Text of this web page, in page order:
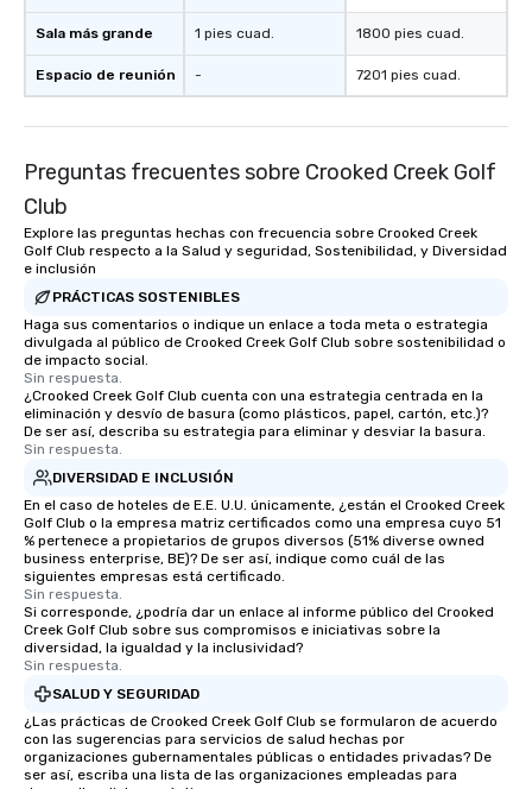
Sala más grande
Espacio de reunión
1 pies cuad.
-
1800 pies cuad.
7201 pies cuad.
Preguntas frecuentes sobre Crooked Creek Golf
Club
Explore las preguntas hechas con frecuencia sobre Crooked Creek
Golf Club respecto a la Salud y seguridad, Sostenibilidad, y Diversidad
e inclusión
PRÁCTICAS SOSTENIBLES
Haga sus comentarios o indique un enlace a toda meta o estrategia
divulgada al público de Crooked Creek Golf Club sobre sostenibilidad o
de impacto social.
Sin respuesta.
¿Crooked Creek Golf Club cuenta con una estrategia centrada en la
eliminación y desvío de basura (como plásticos, papel, cartón, etc.)?
De ser así, describa su estrategia para eliminar y desviar la basura.
Sin respuesta.
DIVERSIDAD E INCLUSIÓN
En el caso de hoteles de E.E. U.U. únicamente, ¿están el Crooked Creek
Golf Club o la empresa matriz certificados como una empresa cuyo 51
% pertenece a propietarios de grupos diversos (51% diverse owned
business enterprise, BE)? De ser así, indique como cuál de las
siguientes empresas está certificado.
Sin respuesta.
Si corresponde, ¿podría dar un enlace al informe público del Crooked
Creek Golf Club sobre sus compromisos e iniciativas sobre la
diversidad, la igualdad y la inclusividad?
Sin respuesta.
SALUD Y SEGURIDAD
¿Las prácticas de Crooked Creek Golf Club se formularon de acuerdo
con las sugerencias para servicios de salud hechas por
organizaciones gubernamentales públicas o entidades privadas? De
ser así, escriba una lista de las organizaciones empleadas para